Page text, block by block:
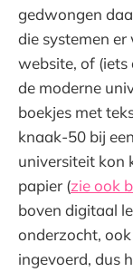
gedwongen
die systemen
website, of
de moderne
boekjes met
knaak-50 bij
universiteit kon
papier (zie ook
boven digitaal
onderzocht,
ingevoerd, dus